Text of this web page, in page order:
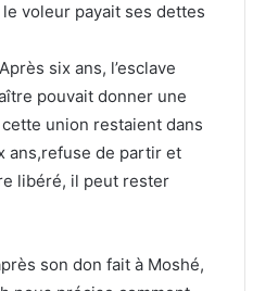
voleur payait ses dettes
six ans, l’esclave
pouvait donner une
union restaient dans
ans,refuse de partir et
libéré, il peut rester
son don fait à Moshé,